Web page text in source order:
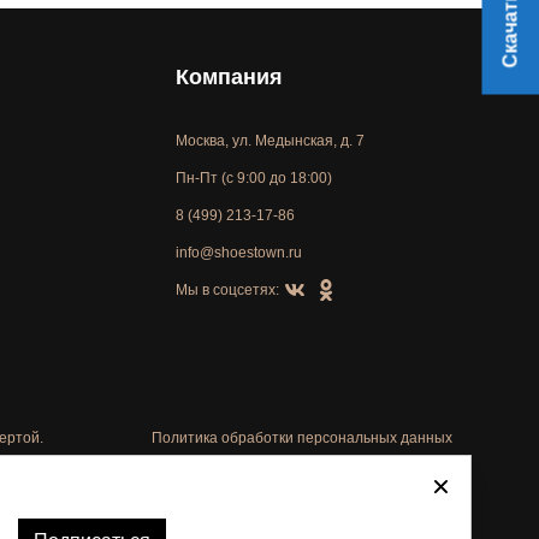
Компания
Москва, ул. Медынская, д. 7
Пн-Пт (с 9:00 до 18:00)
8 (499) 213-17-86
info@shoestown.ru
Мы в соцсетях:
Политика обработки персональных данных
Автоматизировано -